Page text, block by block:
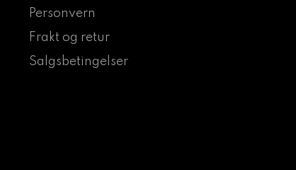
Personvern
Frakt og retur
Salgsbetingelser